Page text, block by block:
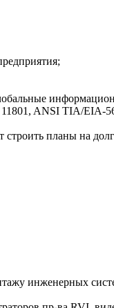
11801, ANSI TIA/
планы на
инженерных